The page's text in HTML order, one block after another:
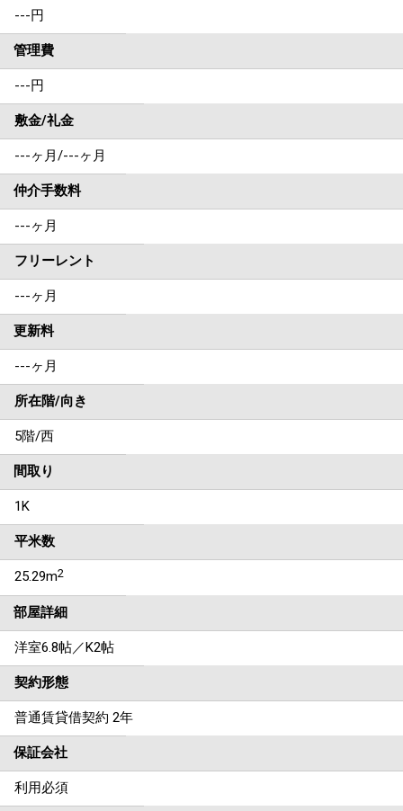
---円
管理費
---円
敷金/礼金
---ヶ月/---ヶ月
仲介手数料
---ヶ月
フリーレント
---ヶ月
更新料
---ヶ月
所在階/向き
5階/西
間取り
1K
平米数
25.29m2
部屋詳細
洋室6.8帖／K2帖
契約形態
普通賃貸借契約 2年
保証会社
利用必須